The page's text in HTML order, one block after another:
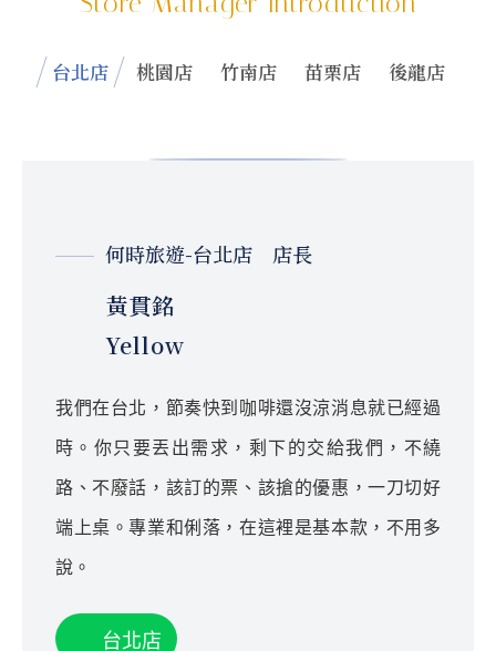
台北店 桃園店 竹南店 苗栗店 後龍店
何時旅遊-台北店 店長
黃貫銘
Yellow
我們在台北，節奏快到咖啡還沒涼消息就已經過
時。你只要丟出需求，剩下的交給我們，不繞
路、不廢話，該訂的票、該搶的優惠，一刀切好
端上桌。專業和俐落，在這裡是基本款，不用多
說。
台北店